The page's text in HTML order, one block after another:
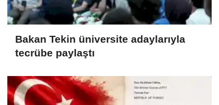
Bakan Tekin üniversite adaylarıyla
tecrübe paylaştı